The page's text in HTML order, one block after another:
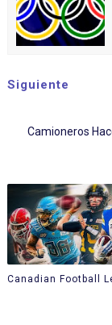
Siguiente
Camioneros
Canadian Football